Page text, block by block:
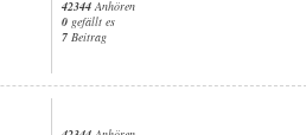
42344Anhören
0 gefällt es
7 Beitrag